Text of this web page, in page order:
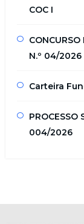
COC I
N.º 04/2026
Carteira
PROCESSO
004/2026